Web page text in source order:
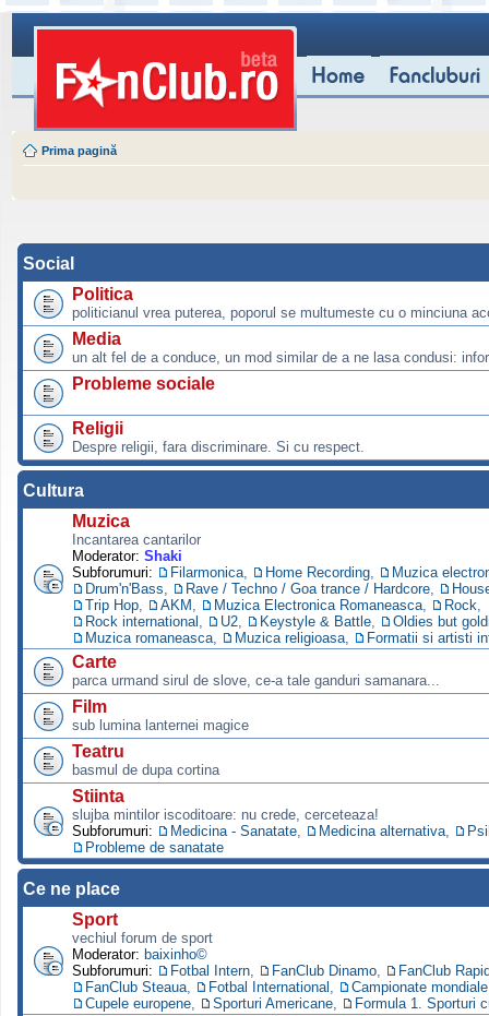
Prima pagină
Social
Politica
politicianul vrea puterea, poporul se multumeste cu o minciuna
Media
un alt fel de a conduce, un mod similar de a ne lasa condusi:
Probleme sociale
Religii
Despre religii, fara discriminare. Si cu respect.
Cultura
Muzica
Incantarea cantarilor
Moderator: Shaki
Subforumuri:
Filarmonica Home Recording
Muzica
Drum'n'Bass
Rave / Techno / Goa trance / Hardcore
Trip Hop
AKM Muzica Electronica Romaneasca Rock
Rock international
U2 Keystyle & Battle
Oldies but
Muzica romaneasca
Muzica religioasa Formatii si artisti
Carte
parca urmand sirul de slove, ce-a tale ganduri samanara...
Film
sub lumina lanternei magice
Teatru
basmul de dupa cortina
Stiinta
slujba mintilor iscoditoare: nu crede, cerceteaza!
Subforumuri:
Medicina - Sanatate Medicina alternativa
Probleme de sanatate
Ce ne place
Sport
vechiul forum de sport
Moderator: baixinho©
Subforumuri:
Fotbal Intern FanClub Dinamo
FanClub
FanClub Steaua
Fotbal International
Campionate
Cupele europene
Sporturi Americane Formula 1. Sporturi